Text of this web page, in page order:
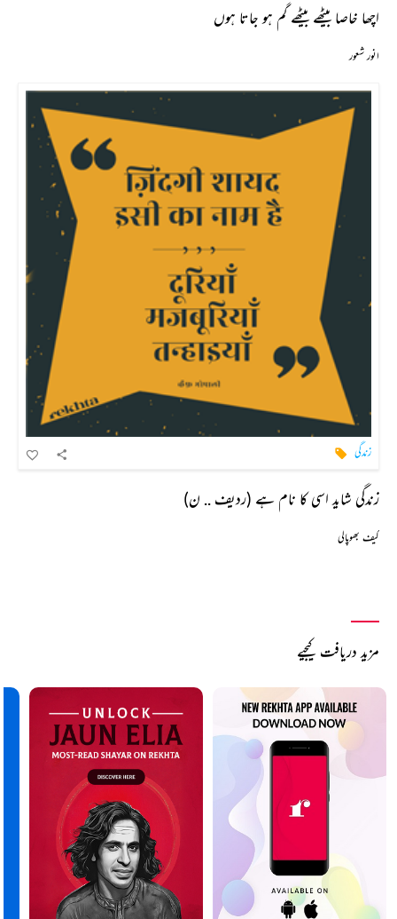
اچھا خاصا بیٹھے بیٹھے گم ہو جاتا ہوں
انور شعور
زندگی
زندگی شاید اسی کا نام ہے (ردیف .. ن)
کیف بھوپالی
مزید دریافت کیجیے